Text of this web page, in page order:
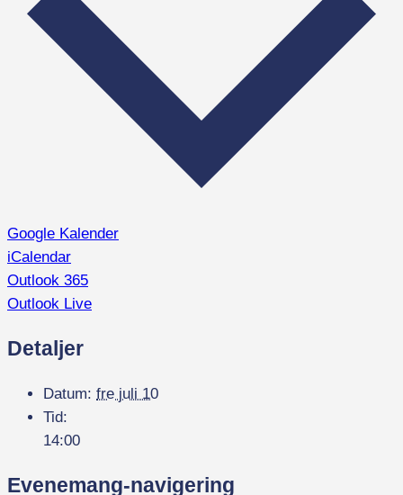
Google Kalender
iCalendar
Outlook 365
Outlook Live
Detaljer
Datum: fre juli 10
Tid:
14:00
Evenemang-navigering